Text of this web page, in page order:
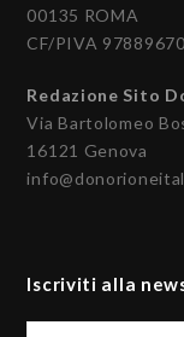
00135 ROMA
CF/PIVA
Redazione Sito
Via Bartolomeo
16121 Genova
Iscriviti alla